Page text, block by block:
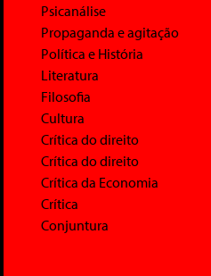
Psicanálise
Propaganda e agitação
Política e História
Literatura
Filosofia
Cultura
Crítica do direito
Crítica do direito
Crítica da Economia
Crítica
Conjuntura